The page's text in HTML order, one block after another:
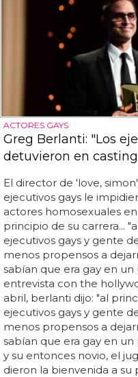
ACTORES GAYS
Greg Berlanti: "Los
detuvieron en
El director de 'love,
ejecutivos gays le
actores homosexuales
principio de su carrera...
ejecutivos gays y gente
menos propensos a
sabían que era gay en
entrevista con the
abril, berlanti dijo: "al
ejecutivos gays y gente
menos propensos a
sabían que era gay en un
y su entonces novio, el
dieron la bienvenida a su